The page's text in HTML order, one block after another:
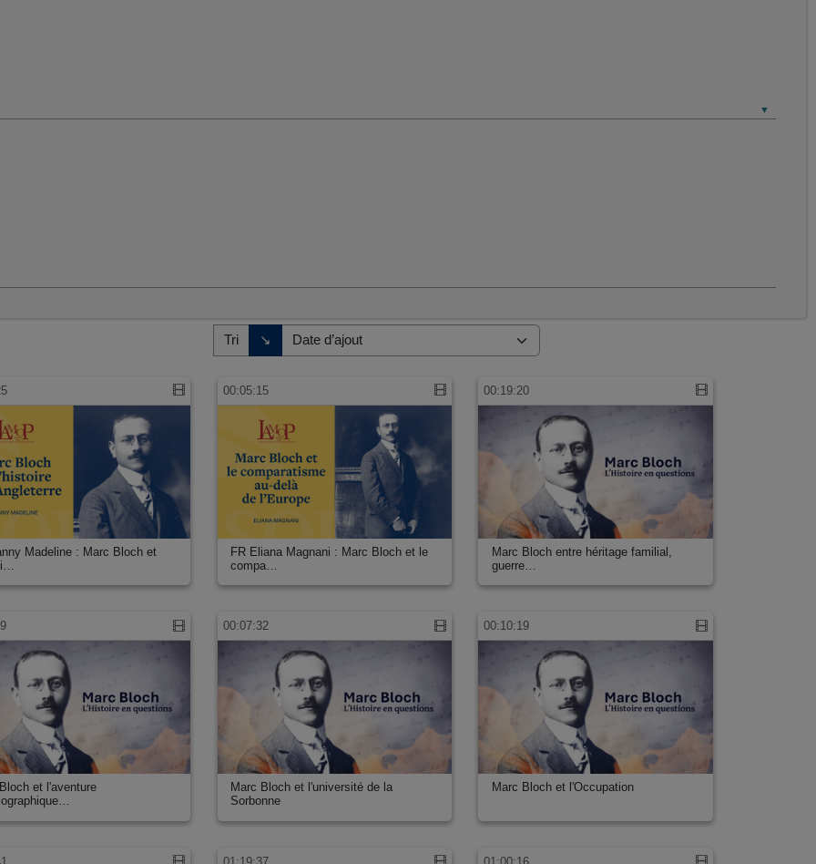
et sociales
Tri ↘
Direction de tri
Madeline : Marc Bloch et
00:05:15
FR Eliana Magnani : Marc Bloch et le
compa…
00:19:20
Marc Bloch entre héritage familial,
guerre…
et l'aventure
00:07:32
Marc Bloch et l'université de la
Sorbonne
00:10:19
Marc Bloch et l'Occupation